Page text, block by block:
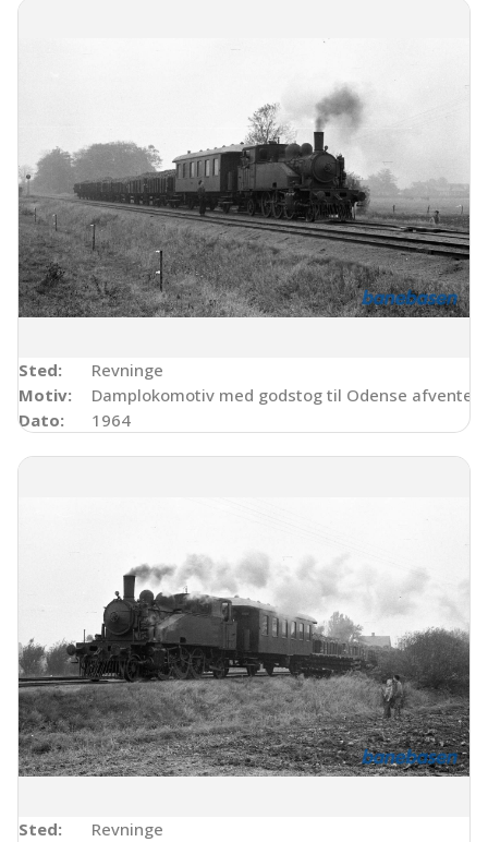
Sted:
Revninge
Motiv:
Damplokomotiv med godstog til Odense afventer
Dato:
1964
Sted:
Revninge